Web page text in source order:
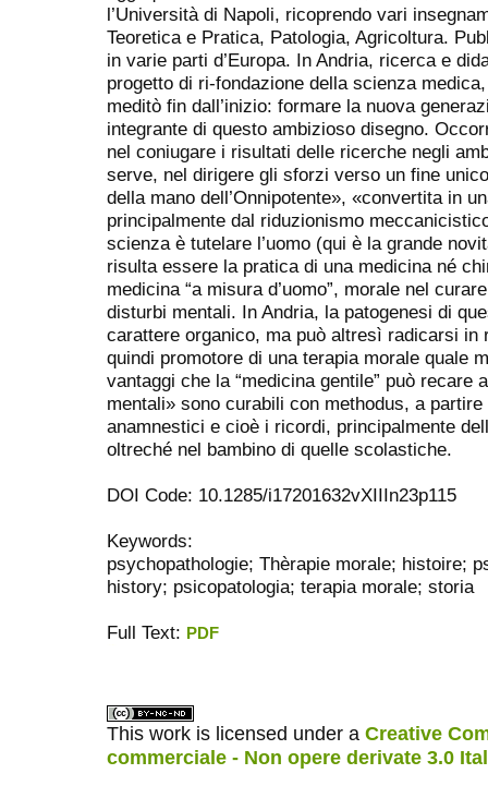
l’Università di Napoli, ricoprendo vari
Teoretica e Pratica, Patologia, Agricoltura.
in varie parti d’Europa. In Andria, ricerca e
progetto di ri-fondazione della scienza
meditò fin dall’inizio: formare la nuova
integrante di questo ambizioso disegno.
nel coniugare i risultati delle ricerche negli
serve, nel dirigere gli sforzi verso un fine
della mano dell’Onnipotente», «convertita in
principalmente dal riduzionismo
scienza è tutelare l’uomo (qui è la grande
risulta essere la pratica di una medicina né
medicina “a misura d’uomo”, morale nel
disturbi mentali. In Andria, la patogenesi di
carattere organico, ma può altresì radicarsi in
quindi promotore di una terapia morale quale
vantaggi che la “medicina gentile” può recare
mentali» sono curabili con methodus, a
anamnestici e cioè i ricordi, principalmente
oltreché nel bambino di quelle scolastiche.
DOI Code: 10.1285/i17201632vXIIIn23p115
Keywords:
psychopathologie; Thèrapie morale; histoire;
history; psicopatologia; terapia morale; storia
Full Text: PDF
This work is licensed under a Creative
commerciale - Non opere derivate 3.0